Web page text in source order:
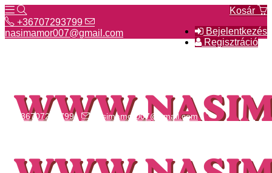
Kosár
Bejelentkezés
Regisztráció
+36707293799
nasimamor007@gmail.com
+36707293799 nasimamor007@gmail.com